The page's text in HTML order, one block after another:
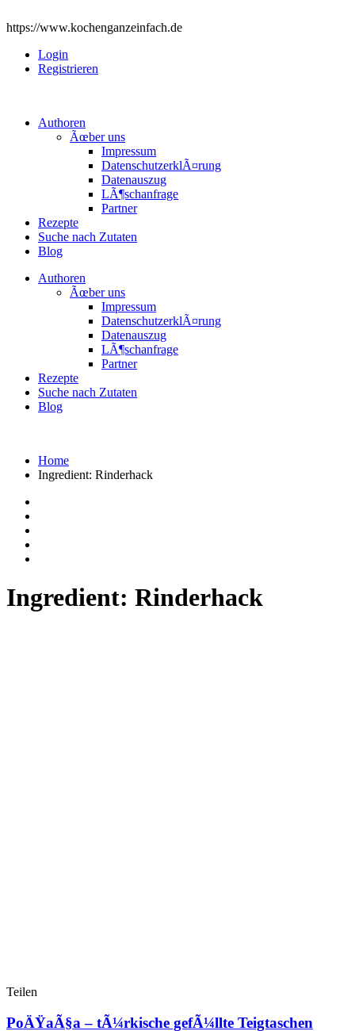
https://www.kochenganzeinfach.de
Login
Registrieren
Authoren
Ãœber uns
Impressum
DatenschutzerklÃ¤rung
Datenauszug
LÃ¶schanfrage
Partner
Rezepte
Suche nach Zutaten
Blog
Authoren
Ãœber uns
Impressum
DatenschutzerklÃ¤rung
Datenauszug
LÃ¶schanfrage
Partner
Rezepte
Suche nach Zutaten
Blog
Home
Ingredient: Rinderhack
Ingredient: Rinderhack
Teilen
PoÄŸaÃ§a – tÃ¼rkische gefÃ¼llte Teigtaschen